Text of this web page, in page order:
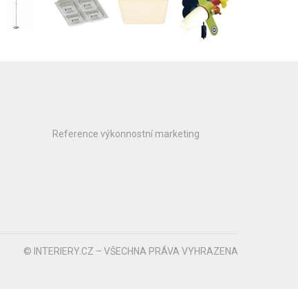
Reference výkonnostní marketing
© INTERIERY.CZ – VŠECHNA PRÁVA VYHRAZENA